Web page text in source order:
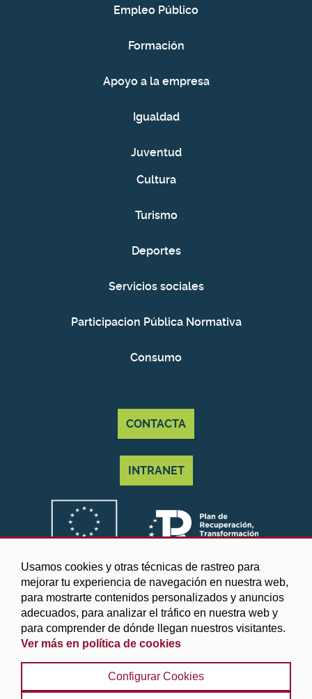
Usamos cookies y otras técnicas de rastreo para
mejorar tu experiencia de navegación en nuestra web,
para mostrarte contenidos personalizados y anuncios
adecuados, para analizar el tráfico en nuestra web y
para comprender de dónde llegan nuestros visitantes.
Ver más en política de cookies
Configurar Cookies
Empleo Público
Formación
Apoyo a la empresa
Igualdad
Juventud
Cultura
Turismo
Deportes
Servicios sociales
Participacion Pública Normativa
Consumo
CONTACTA
INTRANET
©2025 Diputación de Granada
Aviso legal y Política de privacidad | Política de cookies